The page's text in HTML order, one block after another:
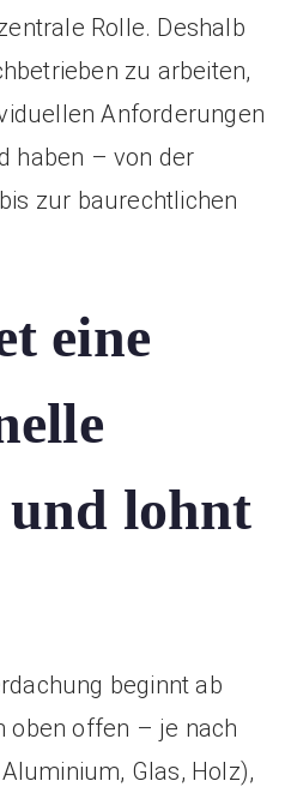
Rolle. Deshalb
zu arbeiten,
Anforderungen
haben – von der
zur baurechtlichen
eine
und lohnt
beginnt ab
oben offen – je nach
Glas, Holz),